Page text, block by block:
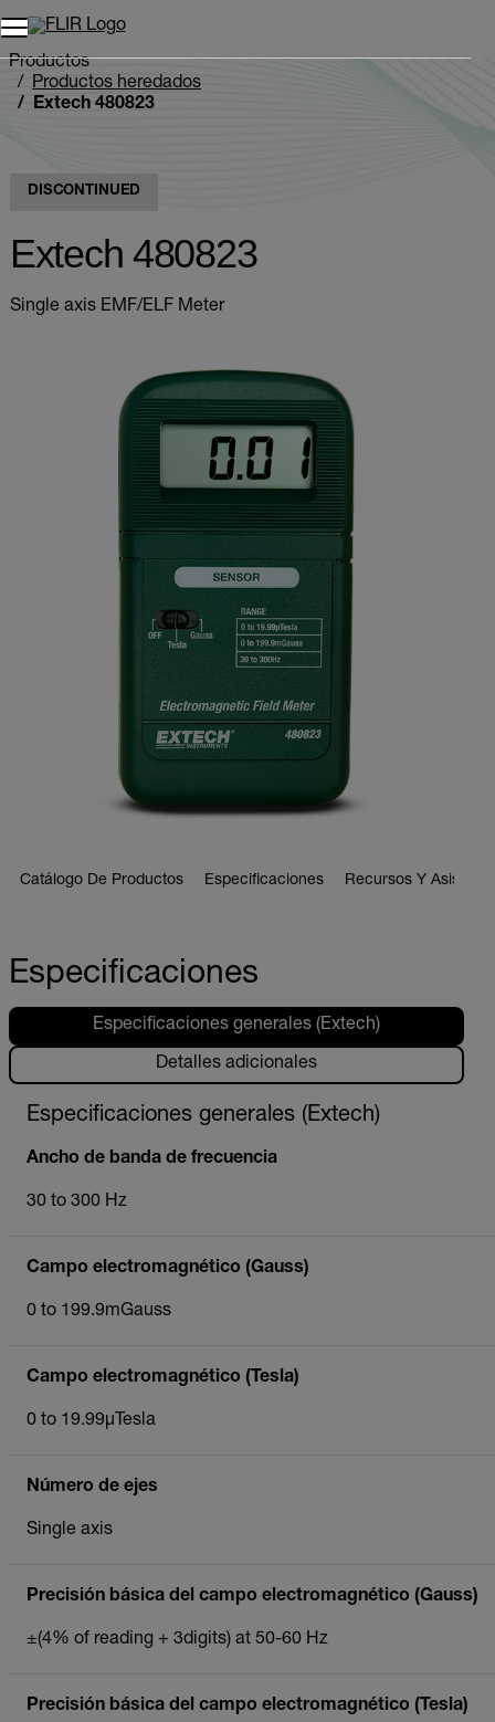
Unread messages
Modelo
Eliminar
artículos
artículo
Añadir al carro
Añadido al carro
Productos
Productos heredados
Extech 480823
DISCONTINUED
Extech 480823
Single axis EMF/ELF Meter
Catálogo De Productos Especificaciones Recursos Y
Especificaciones
Especificaciones generales (Extech)
Detalles adicionales
Especificaciones generales (Extech)
Ancho de banda de frecuencia
30 to 300 Hz
Campo electromagnético (Gauss)
0 to 199.9mGauss
Campo electromagnético (Tesla)
0 to 19.99µTesla
Número de ejes
Single axis
Precisión básica del campo electromagnético (Gauss)
±(4% of reading + 3digits) at 50-60 Hz
Precisión básica del campo electromagnético (Tesla)